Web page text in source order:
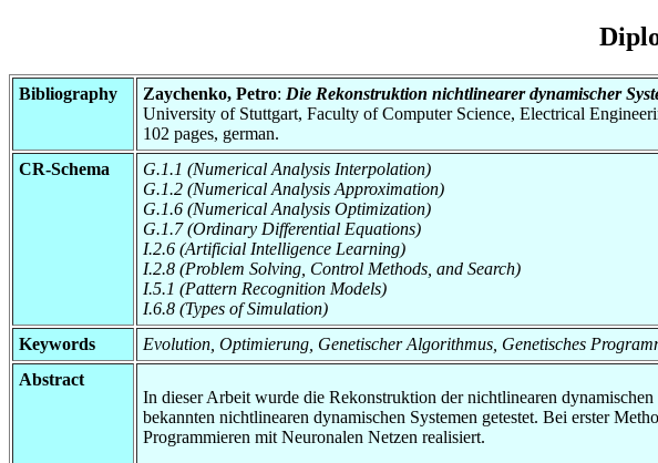
Bibliography Zaychenko, Petro: Die Rekonstruktion nichtlinearer dynamischer
University of Stuttgart, Faculty of Computer Science, Electrical
102 pages, german.
CR-Schema
G.1.1 (Numerical Analysis Interpolation)
G.1.2 (Numerical Analysis Approximation)
G.1.6 (Numerical Analysis Optimization)
G.1.7 (Ordinary Differential Equations)
I.2.6 (Artificial Intelligence Learning)
I.2.8 (Problem Solving, Control Methods, and Search)
I.5.1 (Pattern Recognition Models)
I.6.8 (Types of Simulation)
Keywords
Evolution, Optimierung, Genetischer Algorithmus, Genetisches
Abstract
In dieser Arbeit wurde die Rekonstruktion der nichtlinearen
bekannten nichtlinearen dynamischen Systemen getestet. Bei erster
Programmieren mit Neuronalen Netzen realisiert.